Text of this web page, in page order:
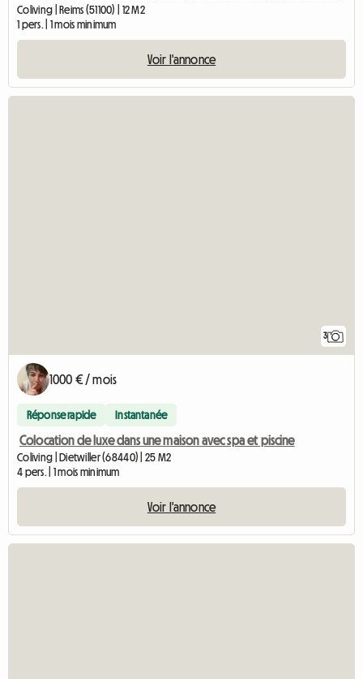
Coliving | Reims (51100) | 12 M2
1 pers. | 1 mois minimum
Voir l'annonce
3
1000 € / mois
Réponse rapide Instantanée
Colocation de luxe dans une maison avec spa et piscine
Coliving | Dietwiller (68440) | 25 M2
4 pers. | 1 mois minimum
Voir l'annonce